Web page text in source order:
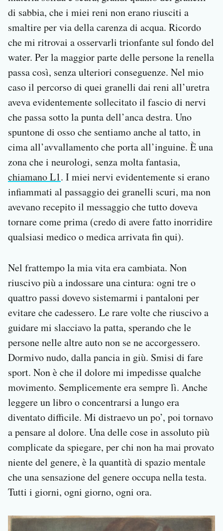
di sabbia, che i miei reni non erano riusciti a
smaltire per via della carenza di acqua. Ricordo
che mi ritrovai a osservarli trionfante sul fondo del
water. Per la maggior parte delle persone la renella
passa così, senza ulteriori conseguenze. Nel mio
caso il percorso di quei granelli dai reni all’uretra
aveva evidentemente sollecitato il fascio di nervi
che passa sotto la punta dell’anca destra. Uno
spuntone di osso che sentiamo anche al tatto, in
cima all’avvallamento che porta all’inguine. È una
zona che i neurologi, senza molta fantasia,
chiamano L1. I miei nervi evidentemente si erano
infiammati al passaggio dei granelli scuri, ma non
avevano recepito il messaggio che tutto doveva
tornare come prima (credo di avere fatto inorridire
qualsiasi medico o medica arrivata fin qui).
Nel frattempo la mia vita era cambiata. Non
riuscivo più a indossare una cintura: ogni tre o
quattro passi dovevo sistemarmi i pantaloni per
evitare che cadessero. Le rare volte che riuscivo a
guidare mi slacciavo la patta, sperando che le
persone nelle altre auto non se ne accorgessero.
Dormivo nudo, dalla pancia in giù. Smisi di fare
sport. Non è che il dolore mi impedisse qualche
movimento. Semplicemente era sempre lì. Anche
leggere un libro o concentrarsi a lungo era
diventato difficile. Mi distraevo un po’, poi tornavo
a pensare al dolore. Una delle cose in assoluto più
complicate da spiegare, per chi non ha mai provato
niente del genere, è la quantità di spazio mentale
che una sensazione del genere occupa nella testa.
Tutti i giorni, ogni giorno, ogni ora.